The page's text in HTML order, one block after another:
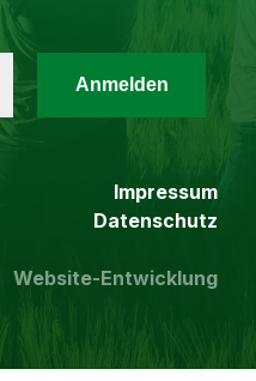
Impressum
Datenschutz
Website-Entwicklung